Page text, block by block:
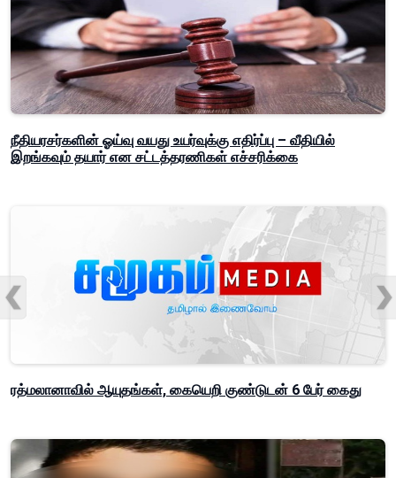
நீதியரசர்களின் ஓய்வு வயது உயர்வுக்கு எதிர்ப்பு – வீதியில்
இறங்கவும் தயார் என சட்டத்தரணிகள் எச்சரிக்கை
ரத்மலானாவில் ஆயுதங்கள், கையெறி குண்டுடன் 6 பேர் கைது